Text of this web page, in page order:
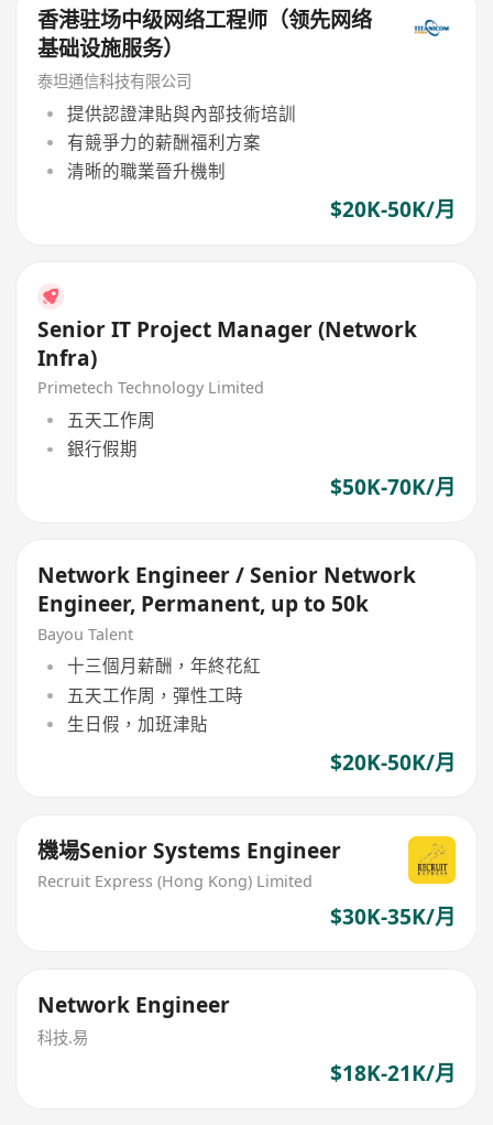
香港驻场中级网络工程师（领先网络
基础设施服务）
泰坦通信科技有限公司
提供認證津貼與內部技術培訓
有競爭力的薪酬福利方案
清晰的職業晉升機制
$20K-50K/月
Senior IT Project Manager (Network
Infra)
Primetech Technology Limited
五天工作周
銀行假期
$50K-70K/月
Network Engineer / Senior Network
Engineer, Permanent, up to 50k
Bayou Talent
十三個月薪酬，年終花紅
五天工作周，彈性工時
生日假，加班津貼
$20K-50K/月
機場Senior Systems Engineer
Recruit Express (Hong Kong) Limited
$30K-35K/月
Network Engineer
科技.易
$18K-21K/月